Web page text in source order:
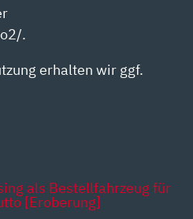
.
erhalten wir ggf.
als Bestellfahrzeug für
[Eroberung]